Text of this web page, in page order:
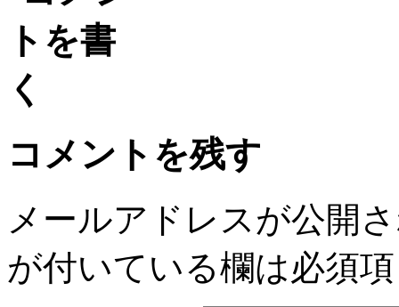
コメントを残す
メールアドレスが公開
が付いている欄は必須